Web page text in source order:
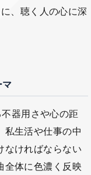
、聴く人の心に深
器用さや心の距
私生活や仕事の中
なければならない
全体に色濃く反映